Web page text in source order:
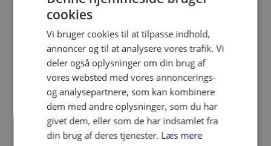
cookies
Vi bruger cookies til at tilpasse indhold,
annoncer og til at analysere vores trafik. Vi
deler også oplysninger om din brug af
vores websted med vores annoncerings-
og analysepartnere, som kan kombinere
dem med andre oplysninger, som du har
givet dem, eller som de har indsamlet fra
din brug af deres tjenester. Læs mere